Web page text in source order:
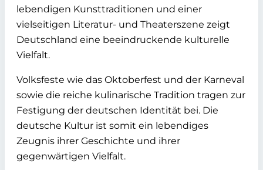
lebendigen Kunsttraditionen und einer
vielseitigen Literatur- und Theaterszene zeigt
Deutschland eine beeindruckende kulturelle
Vielfalt.
Volksfeste wie das Oktoberfest und der Karneval
sowie die reiche kulinarische Tradition tragen zur
Festigung der deutschen Identität bei. Die
deutsche Kultur ist somit ein lebendiges
Zeugnis ihrer Geschichte und ihrer
gegenwärtigen Vielfalt.